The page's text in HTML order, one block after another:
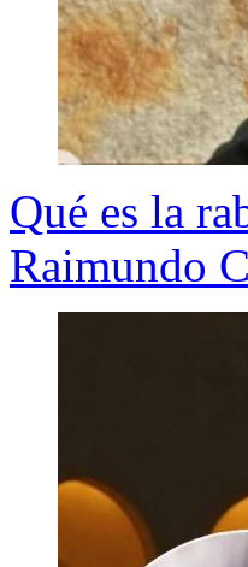
Qué es la
Raimundo